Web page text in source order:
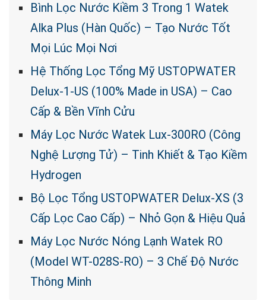
Bình Lọc Nước Kiềm 3 Trong 1 Watek
Alka Plus (Hàn Quốc) – Tạo Nước Tốt
Mọi Lúc Mọi Nơi
Hệ Thống Lọc Tổng Mỹ USTOPWATER
Delux-1-US (100% Made in USA) – Cao
Cấp & Bền Vĩnh Cửu
Máy Lọc Nước Watek Lux-300RO (Công
Nghệ Lượng Tử) – Tinh Khiết & Tạo Kiềm
Hydrogen
Bộ Lọc Tổng USTOPWATER Delux-XS (3
Cấp Lọc Cao Cấp) – Nhỏ Gọn & Hiệu Quả
Máy Lọc Nước Nóng Lạnh Watek RO
(Model WT-028S-RO) – 3 Chế Độ Nước
Thông Minh